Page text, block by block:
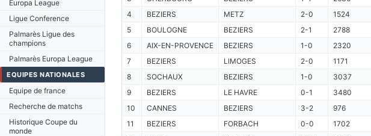
Europa League
Ligue Conference
Palmarès Ligue des
champions
Palmarès Europa League
EQUIPES NATIONALES
Equipe de france
Recherche de matchs
Historique Coupe du
monde
4
BEZIERS METZ 2-0
1524
5
BOULOGNE BEZIERS 2-1
2788
6
AIX-EN-PROVENCE BEZIERS 1-0
2320
7
BEZIERS LIMOGES 2-0
1171
8
SOCHAUX BEZIERS 1-0
3037
9
BEZIERS LE HAVRE 0-1
3480
10
CANNES BEZIERS 3-2
976
11
BEZIERS FORBACH 0-0
1702